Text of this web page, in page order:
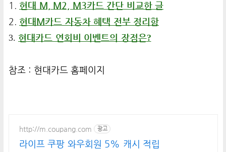
1. 현대 M, M2, M3카드 간단 비교한 글
2. 현대M카드 자동차 혜택 전부 정리함
3. 현대카드 연회비 이벤트의 장점은?
참조 : 현대카드 홈페이지
http://m.coupang.com 광고
라이프 쿠팡 와우회원 5% 캐시 적립